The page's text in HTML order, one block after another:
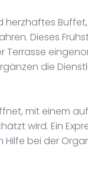
herzhaftes
Dieses
die
mit einem
wird. Ein
bei der